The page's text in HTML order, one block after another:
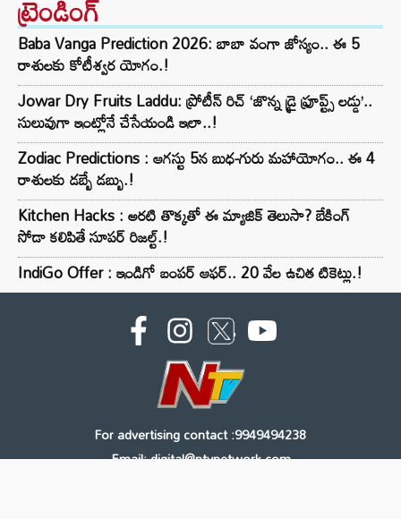
ట్రెండింగ్‌
Baba Vanga Prediction 2026: బాబా వంగా జోస్యం.. ఈ 5
రాశులకు కోటీశ్వర యోగం.!
Jowar Dry Fruits Laddu: ప్రోటీన్ రిచ్ ‘జొన్న డ్రై ఫ్రూప్ట్స్ లడ్డు’..
సులువుగా ఇంట్లోనే చేసేయండి ఇలా..!
Zodiac Predictions : ఆగస్టు 5న బుధ-గురు మహాయోగం.. ఈ 4
రాశులకు డబ్బే డబ్బు.!
Kitchen Hacks : అరటి తొక్కతో ఈ మ్యాజిక్ తెలుసా? బేకింగ్
సోడా కలిపితే సూపర్ రిజల్ట్.!
IndiGo Offer : ఇండిగో బంపర్ ఆఫర్.. 20 వేల ఉచిత టికెట్లు.!
For advertising contact :9949494238
Email: digital@ntvnetwork.com